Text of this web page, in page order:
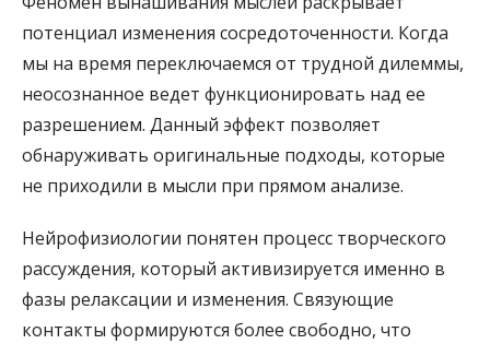
потенциал изменения сосредоточенности. Когда
мы на время переключаемся от трудной дилеммы,
неосознанное ведет функционировать над ее
разрешением. Данный эффект позволяет
обнаруживать оригинальные подходы, которые
не приходили в мысли при прямом анализе.
Нейрофизиологии понятен процесс творческого
рассуждения, который активизируется именно в
фазы релаксации и изменения. Связующие
контакты формируются более свободно, что